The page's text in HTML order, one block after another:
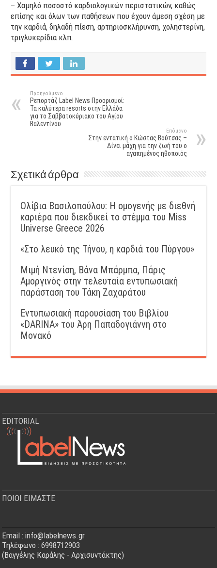
– Χαμηλό ποσοστό καρδιολογικών περιστατικών, καθώς
επίσης και όλων των παθήσεων που έχουν άμεση σχέση με
την καρδιά, δηλαδή πίεση, αρτηριοσκλήρυνση, χοληστερίνη,
τριγλυκερίδια κλπ.
Προηγούμενο
Ρεπορτάζ Label News Προορισμοί:
Τα καλύτερα resorts στην Ελλάδα
για το Σαββατοκύριακο του Αγίου
Βαλεντίνου
Επόμενο
Στην εντατική ο Κώστας Βούτσας –
Δίνει μάχη για την ζωή του ο
αγαπημένος ηθοποιός
Σχετικά άρθρα
Ολίβια Βασιλοπούλου: Η ομογενής με διεθνή
καριέρα που διεκδικεί το στέμμα του Miss
Universe Greece 2026
«Στο λευκό της Τήνου, η καρδιά του Πύργου»
Μιμή Ντενίση, Βάνα Μπάρμπα, Πάρις
Αμοργινός στην τελευταία εντυπωσιακή
παράσταση του Τάκη Ζαχαράτου
Εντυπωσιακή παρουσίαση του Βιβλίου
«DARINA» του Άρη Παπαδογιάννη στο
Μονακό
EDITORIAL
ΠΟΙΟΙ ΕΙΜΑΣΤΕ
Email : info@labelnews.gr
Τηλέφωνο : 6998712903
(Βαγγέλης Καράλης - Αρχισυντάκτης)